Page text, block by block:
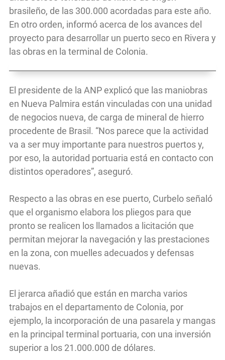
brasileño, de las 300.000 acordadas para este año.
En otro orden, informó acerca de los avances del
proyecto para desarrollar un puerto seco en Rivera y
las obras en la terminal de Colonia.
El presidente de la ANP explicó que las maniobras
en Nueva Palmira están vinculadas con una unidad
de negocios nueva, de carga de mineral de hierro
procedente de Brasil. “Nos parece que la actividad
va a ser muy importante para nuestros puertos y,
por eso, la autoridad portuaria está en contacto con
distintos operadores”, aseguró.
Respecto a las obras en ese puerto, Curbelo señaló
que el organismo elabora los pliegos para que
pronto se realicen los llamados a licitación que
permitan mejorar la navegación y las prestaciones
en la zona, con muelles adecuados y defensas
nuevas.
El jerarca añadió que están en marcha varios
trabajos en el departamento de Colonia, por
ejemplo, la incorporación de una pasarela y mangas
en la principal terminal portuaria, con una inversión
superior a los 21.000.000 de dólares.